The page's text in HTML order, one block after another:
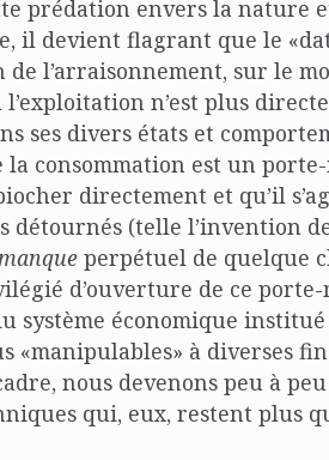
prédation envers la nature
il devient flagrant que le
l’arraisonnement, sur le
n’est plus
ses divers états et
la consommation est un
directement et qu’il
détournés (telle l’invention
perpétuel de quelque
d’ouverture de ce porte-
système économique institué
à diverses
nous devenons peu à peu
qui, eux, restent plus